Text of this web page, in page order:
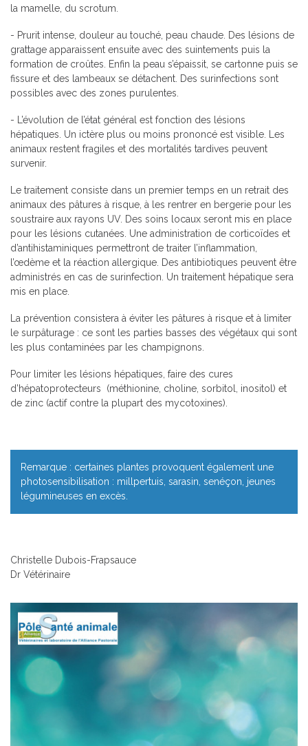
la mamelle, du scrotum.
- Prurit intense, douleur au touché, peau chaude. Des lésions de
grattage apparaissent ensuite avec des suintements puis la
formation de croûtes. Enfin la peau s’épaissit, se cartonne puis se
fissure et des lambeaux se détachent. Des surinfections sont
possibles avec des zones purulentes.
- L’évolution de l’état général est fonction des lésions
hépatiques. Un ictère plus ou moins prononcé est visible. Les
animaux restent fragiles et des mortalités tardives peuvent
survenir.
Le traitement consiste dans un premier temps en un retrait des
animaux des pâtures à risque, à les rentrer en bergerie pour les
soustraire aux rayons UV. Des soins locaux seront mis en place
pour les lésions cutanées. Une administration de corticoïdes et
d’antihistaminiques permettront de traiter l’inflammation,
l’œdème et la réaction allergique. Des antibiotiques peuvent être
administrés en cas de surinfection. Un traitement hépatique sera
mis en place.
La prévention consistera à éviter les pâtures à risque et à limiter
le surpâturage : ce sont les parties basses des végétaux qui sont
les plus contaminées par les champignons.
Pour limiter les lésions hépatiques, faire des cures
d’hépatoprotecteurs (méthionine, choline, sorbitol, inositol) et
de zinc (actif contre la plupart des mycotoxines).
Remarque : certaines plantes provoquent également une
photosensibilisation : millpertuis, sarasin, senéçon, jeunes
légumineuses en excès.
Christelle Dubois-Frapsauce
Dr Vétérinaire